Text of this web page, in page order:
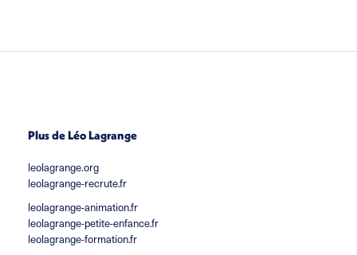
Plus de Léo Lagrange
leolagrange.org
leolagrange-recrute.fr
leolagrange-animation.fr
leolagrange-petite-enfance.fr
leolagrange-formation.fr